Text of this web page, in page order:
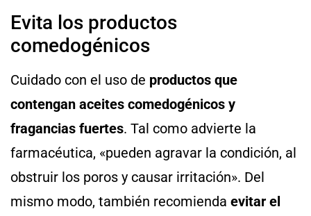
Evita los productos
comedogénicos
Cuidado con el uso de productos que
contengan aceites comedogénicos y
fragancias fuertes. Tal como advierte la
farmacéutica, «pueden agravar la condición, al
obstruir los poros y causar irritación». Del
mismo modo, también recomienda evitar el